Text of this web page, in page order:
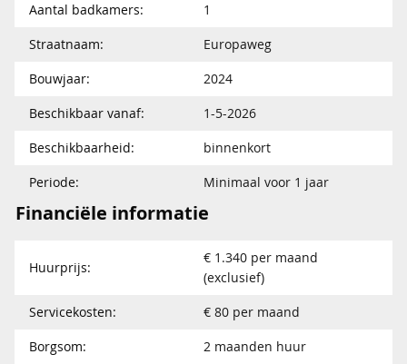
Aantal badkamers:
1
Straatnaam:
Europaweg
Bouwjaar:
2024
Beschikbaar vanaf:
1-5-2026
Beschikbaarheid:
binnenkort
Periode:
Minimaal voor 1 jaar
Financiële informatie
Huurprijs:
€ 1.340 per maand
(exclusief)
Servicekosten:
€ 80 per maand
Borgsom:
2 maanden huur